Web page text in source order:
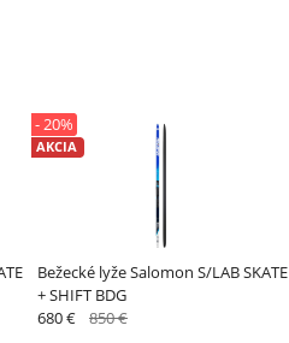
Bežecké lyže Salomon S/LAB SKATE
+ SHIFT BDG
AKCIA
- 20%
680 € 850 €